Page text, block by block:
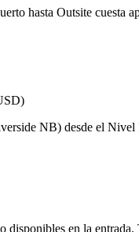
hasta Outsite cuesta
NB) desde el
disponibles en la